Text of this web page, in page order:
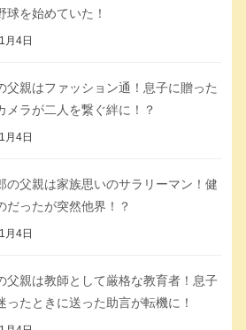
球を始めていた！
月4日
父親はファッション通！息子に贈った
メラが二人を繋ぐ絆に！？
月4日
の父親は家族思いのサラリーマン！健
だったが突然他界！？
月4日
父親は教師として厳格な教育者！息子
ったときに送った助言が転機に！